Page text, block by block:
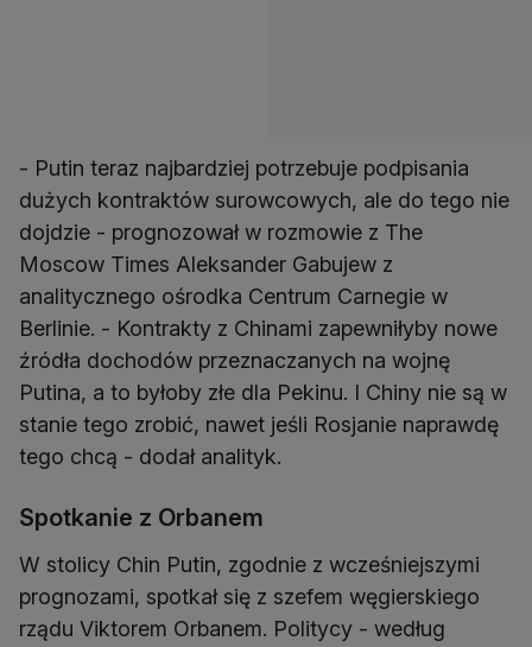
- Putin teraz najbardziej potrzebuje podpisania
dużych kontraktów surowcowych, ale do tego nie
dojdzie - prognozował w rozmowie z The
Moscow Times Aleksander Gabujew z
analitycznego ośrodka Centrum Carnegie w
Berlinie. - Kontrakty z Chinami zapewniłyby nowe
źródła dochodów przeznaczanych na wojnę
Putina, a to byłoby złe dla Pekinu. I Chiny nie są w
stanie tego zrobić, nawet jeśli Rosjanie naprawdę
tego chcą - dodał analityk.
Spotkanie z Orbanem
W stolicy Chin Putin, zgodnie z wcześniejszymi
prognozami, spotkał się z szefem węgierskiego
rządu Viktorem Orbanem. Politycy - według